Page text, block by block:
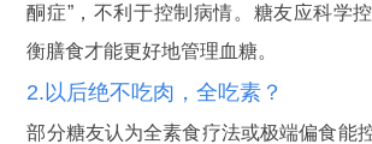
酮症”，不利于控制病情。糖友应科学
衡膳食才能更好地管理血糖。
2.以后绝不吃肉，全吃素？
部分糖友认为全素食疗法或极端偏食能